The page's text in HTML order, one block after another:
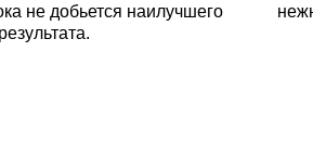
не добьется наилучшего
результата.